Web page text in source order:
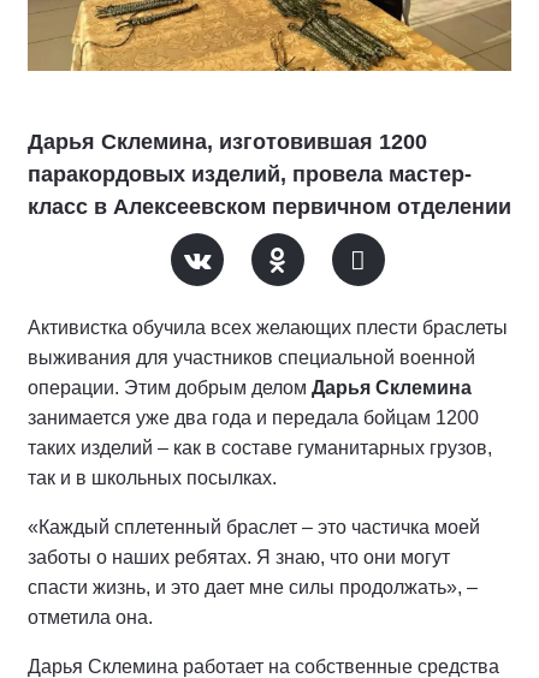
Дарья Склемина, изготовившая 1200
паракордовых изделий, провела мастер-
класс в Алексеевском первичном отделении
Активистка обучила всех желающих плести браслеты
выживания для участников специальной военной
операции. Этим добрым делом Дарья Склемина
занимается уже два года и передала бойцам 1200
таких изделий – как в составе гуманитарных грузов,
так и в школьных посылках.
«Каждый сплетенный браслет – это частичка моей
заботы о наших ребятах. Я знаю, что они могут
спасти жизнь, и это дает мне силы продолжать», –
отметила она.
Дарья Склемина работает на собственные средства